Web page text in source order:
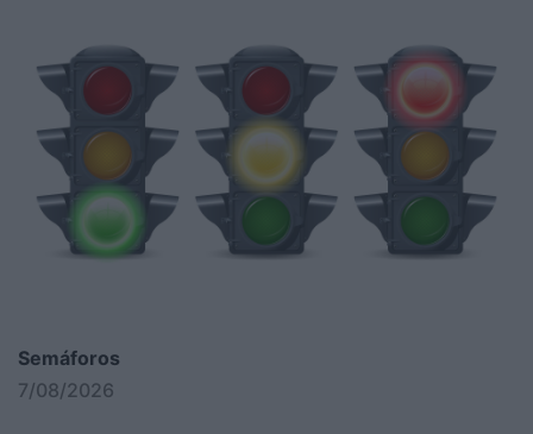
Semáforos
7/08/2026